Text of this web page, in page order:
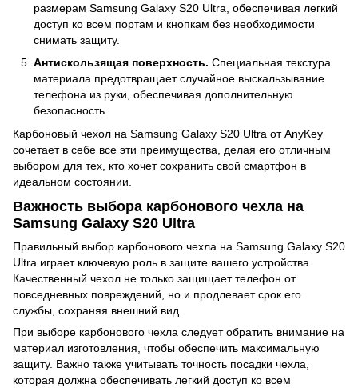
размерам Samsung Galaxy S20 Ultra, обеспечивая легкий
доступ ко всем портам и кнопкам без необходимости
снимать защиту.
Антискользящая поверхность. Специальная текстура
материала предотвращает случайное выскальзывание
телефона из руки, обеспечивая дополнительную
безопасность.
Карбоновый чехол на Samsung Galaxy S20 Ultra от AnyKey
сочетает в себе все эти преимущества, делая его отличным
выбором для тех, кто хочет сохранить свой смартфон в
идеальном состоянии.
Важность выбора карбонового чехла на
Samsung Galaxy S20 Ultra
Правильный выбор карбонового чехла на Samsung Galaxy S20
Ultra играет ключевую роль в защите вашего устройства.
Качественный чехол не только защищает телефон от
повседневных повреждений, но и продлевает срок его
службы, сохраняя внешний вид.
При выборе карбонового чехла следует обратить внимание на
материал изготовления, чтобы обеспечить максимальную
защиту. Важно также учитывать точность посадки чехла,
которая должна обеспечивать легкий доступ ко всем